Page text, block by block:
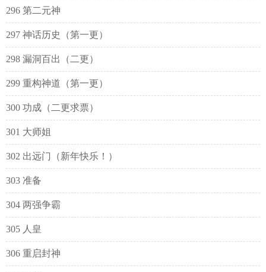
296 第二元神
297 神话历史（第一更）
298 漏洞百出（二更）
299 重构神道（第一更）
300 功成（二更求票）
301 大师姐
302 出远门（新年快乐！）
303 准备
304 两强争霸
305 人皇
306 重启封神